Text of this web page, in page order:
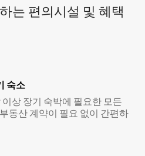
는 편의시설 및 혜택
숙소
상 장기 숙박에 필요한 모든
동산 계약이 필요 없이 간편하